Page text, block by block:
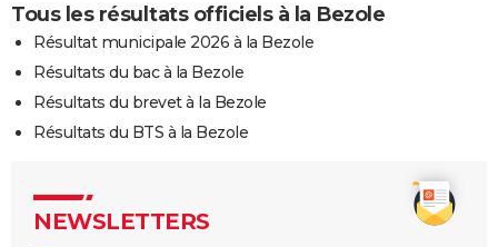
Tous les résultats officiels à la Bezole
Résultat municipale 2026 à la Bezole
Résultats du bac à la Bezole
Résultats du brevet à la Bezole
Résultats du BTS à la Bezole
NEWSLETTERS